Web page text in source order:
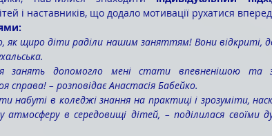
і наставників, що додало мотивації рухатися
як щиро діти раділи нашим заняттям! Вони відкриті,
занять допомогло мені стати впевненішою та
справа! – розповідає Анастасія Бабейко.
набуті в коледжі знання на практиці і зрозуміти,
в середовищі дітей, – поділилася своїми